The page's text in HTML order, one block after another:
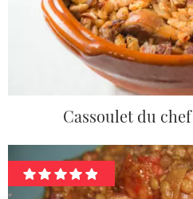
Cassoulet du